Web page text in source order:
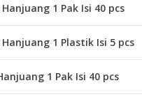
1 Pak Isi 40 pcs
1 Plastik Isi 5 pcs
1 Pak Isi 40 pcs